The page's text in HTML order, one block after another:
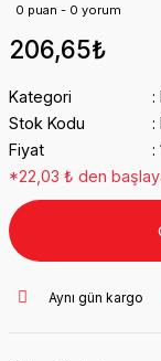
0 puan - 0 yorum
206,65₺
Kategori
Stok Kodu
Fiyat
*22,03 ₺ den
Aynı gün kargo